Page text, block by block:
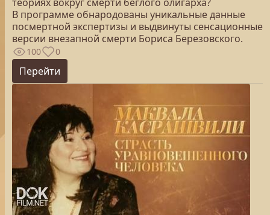
В программе обнародованы уникальные данные
посмертной экспертизы и выдвинуты сенсационные
версии внезапной смерти Бориса Березовского.
100 0
Перейти